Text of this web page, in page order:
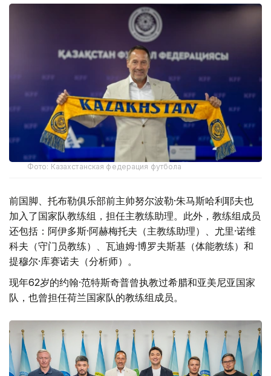
Фото: Казахстанская федерация футбола
前国脚、托布勒俱乐部前主帅努尔波勒·朱马斯哈利耶夫也
加入了国家队教练组，担任主教练助理。此外，教练组成员
还包括：阿伊多斯·阿赫梅托夫（主教练助理）、尤里·诺维
科夫（守门员教练）、瓦迪姆·博罗夫斯基（体能教练）和
提穆尔·库赛诺夫（分析师）。
现年62岁的约翰·范特斯奇普曾执教过希腊和亚美尼亚国家
队，也曾担任荷兰国家队的教练组成员。